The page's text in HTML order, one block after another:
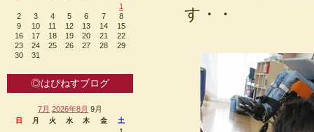
す・・
1
2
3 4 5 6 7
8
9
10 11 12 13 14
15
16
17 18 19 20 21
22
23
24 25 26 27 28
29
30
31
◎はぴねすブログ
7月 2026年8月 9月
日 月 火 水 木 金 土